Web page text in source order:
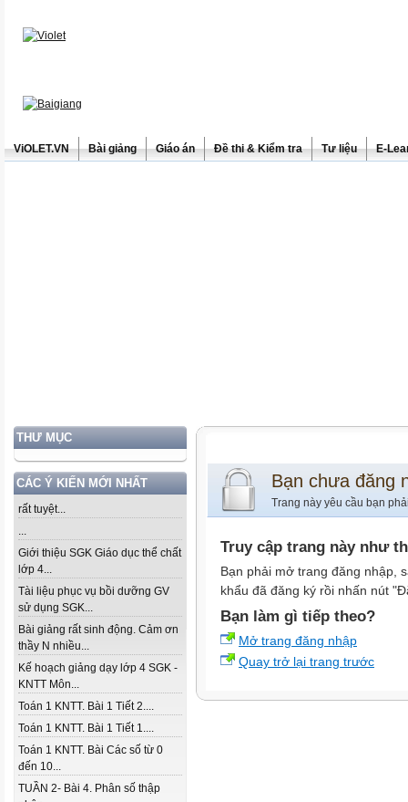
ViOLET.VN Bài giảng Giáo án Đề thi & Kiểm tra Tư liệu E-
THƯ MỤC
CÁC Ý KIẾN MỚI NHẤT
rất tuyệt...
...
Giới thiệu SGK Giáo dục thể chất
lớp 4...
Tài liệu phục vụ bồi dưỡng GV
sử dụng SGK...
Bài giảng rất sinh động. Cảm ơn
thầy N nhiều...
Kế hoạch giảng dạy lớp 4 SGK -
KNTT Môn...
Toán 1 KNTT. Bài 1 Tiết 2....
Toán 1 KNTT. Bài 1 Tiết 1....
Toán 1 KNTT. Bài Các số từ 0
đến 10...
TUẦN 2- Bài 4. Phân số thập
Bạn chưa đăng
Trang này yêu cầu bạn
Truy cập trang này như
Bạn phải mở trang đăng nhập,
khẩu đã đăng ký rồi nhấn nút
Bạn làm gì tiếp theo?
Mở trang đăng nhập
Quay trở lại trang trước